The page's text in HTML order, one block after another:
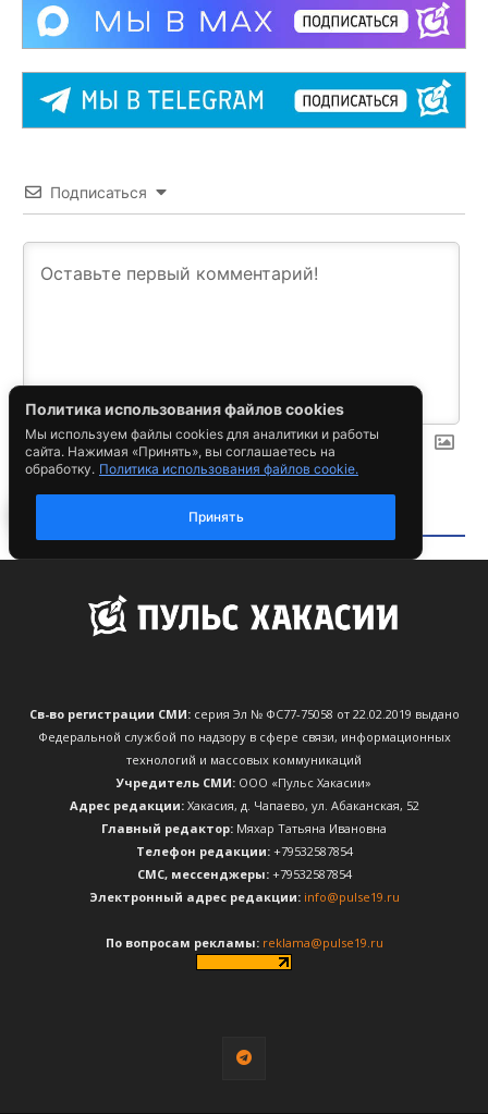
Св-во регистрации СМИ:серия Эл № ФС77-75058 от 22.02.2019 выдано
Федеральной службой по надзору в сфере связи, информационных
технологий и массовых коммуникаций
Учредитель СМИ: ООО «Пульс Хакасии»
Адрес редакции:Хакасия, д. Чапаево, ул. Абаканская, 52
Главный редактор: Мяхар Татьяна Ивановна
Телефон редакции:+79532587854
CМС, мессенджеры:+79532587854
Электронный адрес редакции: info@pulse19.ru
По вопросам рекламы: reklama@pulse19.ru